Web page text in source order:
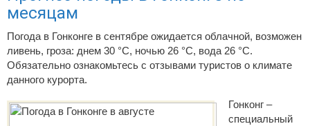
месяцам
Погода в Гонконге в сентябре ожидается облачной, возможен
ливень, гроза: днем 30 °C, ночью 26 °C, вода 26 °C.
Обязательно ознакомьтесь с отзывами туристов о климате
данного курорта.
Гонконг –
специальный